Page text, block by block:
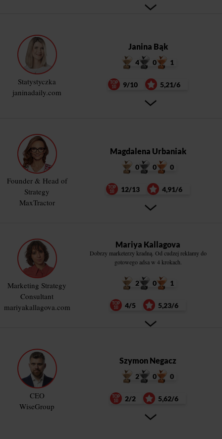
Statystyczka
janinadaily.com
Janina Bąk
4 0 1
9/10 5,21/6
Founder & Head of
Strategy
MaxTractor
Magdalena Urbaniak
0 0 0
12/13 4,91/6
Marketing Strategy
Consultant
mariyakallagova.com
Mariya Kallagova
Dobrzy marketerzy kradną. Od cudzej reklamy do
gotowego adsa w 4 krokach.
2 0 1
4/5 5,23/6
CEO
WiseGroup
Szymon Negacz
2 0 0
2/2 5,62/6